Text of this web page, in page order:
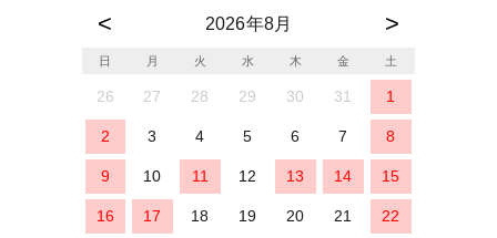
2026年8月
日 月 火 水 木 金 土
26 27 28 29 30 31 1
2 3 4 5 6 7 8
9 10 11 12 13 14 15
16 17 18 19 20 21 22